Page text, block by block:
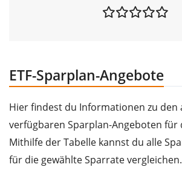
ETF-Sparplan-Angebote
Hier findest du Informationen zu den
verfügbaren Sparplan-Angeboten für
Mithilfe der Tabelle kannst du alle
für die gewählte Sparrate vergleichen.